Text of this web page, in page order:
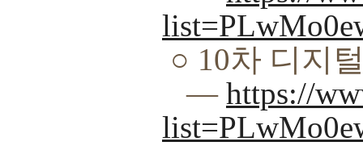
○ 10차 디지
― https://